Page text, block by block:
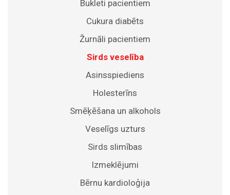
Bukleti pacientiem
Cukura diabēts
Žurnāli pacientiem
Sirds veselība
Asinsspiediens
Holesterīns
Smēķēšana un alkohols
Veselīgs uzturs
Sirds slimības
Izmeklējumi
Bērnu kardioloģija